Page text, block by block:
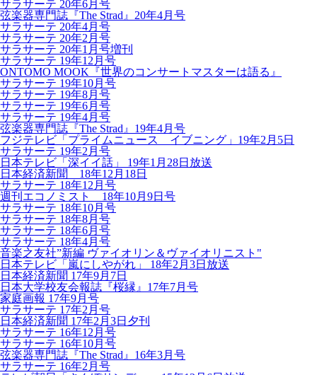
サラサーテ 20年6月号
弦楽器専門誌『The Strad』20年4月号
サラサーテ 20年4月号
サラサーテ 20年2月号
サラサーテ 20年1月号増刊
サラサーテ 19年12月号
ONTOMO MOOK『世界のコンサートマスターは語る』
サラサーテ 19年10月号
サラサーテ 19年8月号
サラサーテ 19年6月号
サラサーテ 19年4月号
弦楽器専門誌『The Strad』19年4月号
フジテレビ「プライムニュース イブニング」19年2月5日
サラサーテ 19年2月号
日本テレビ「深イイ話」 19年1月28日放送
日本経済新聞 18年12月18日
サラサーテ 18年12月号
週刊エコノミスト 18年10月9日号
サラサーテ 18年10月号
サラサーテ 18年8月号
サラサーテ 18年6月号
サラサーテ 18年4月号
音楽之友社”新編 ヴァイオリン＆ヴァイオリニスト"
日本テレビ「嵐にしやがれ」 18年2月3日放送
日本経済新聞 17年9月7日
日本大学校友会報誌『桜縁』17年7月号
家庭画報 17年9月号
サラサーテ 17年2月号
日本経済新聞 17年2月3日夕刊
サラサーテ 16年12月号
サラサーテ 16年10月号
弦楽器専門誌『The Strad』16年3月号
サラサーテ 16年2月号